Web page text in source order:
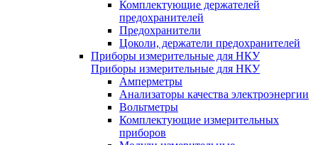
Комплектующие держателей
предохранителей
Предохранители
Цоколи, держатели предохранителей
Приборы измерительные для НКУ
Приборы измерительные для НКУ
Амперметры
Анализаторы качества электроэнергии
Вольтметры
Комплектующие измерительных
приборов